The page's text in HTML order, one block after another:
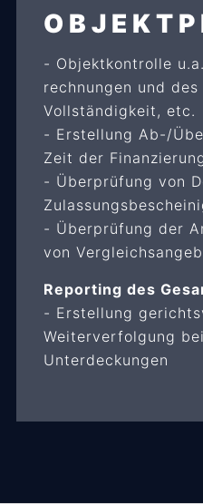
- Objektkontrolle
rechnungen und
Vollständigkeit, etc.
- Erstellung Ab-/
Zeit der
- Überprüfung von
- Überprüfung der
von
Reporting des
- Erstellung
Weiterverfolgung
Unterdeckungen